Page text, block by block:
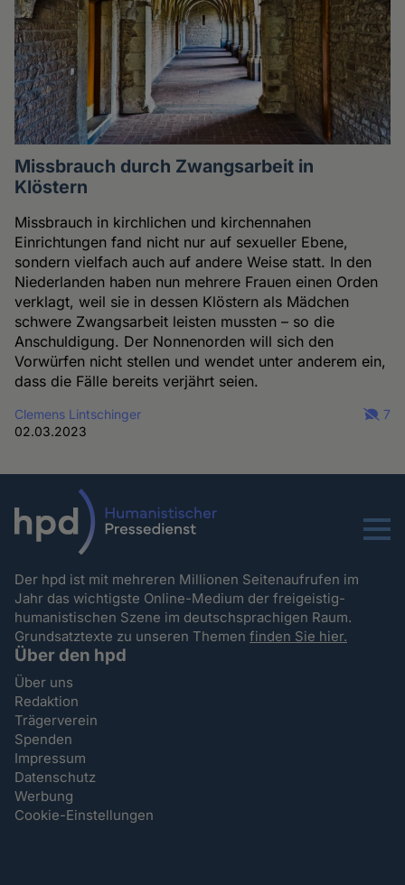
Missbrauch durch Zwangsarbeit in
Klöstern
Missbrauch in kirchlichen und kirchennahen
Einrichtungen fand nicht nur auf sexueller Ebene,
sondern vielfach auch auf andere Weise statt. In den
Niederlanden haben nun mehrere Frauen einen Orden
verklagt, weil sie in dessen Klöstern als Mädchen
schwere Zwangsarbeit leisten mussten – so die
Anschuldigung. Der Nonnenorden will sich den
Vorwürfen nicht stellen und wendet unter anderem ein,
dass die Fälle bereits verjährt seien.
Clemens Lintschinger
02.03.2023
7
Menu
Der hpd ist mit mehreren Millionen Seitenaufrufen im
Jahr das wichtigste Online-Medium der freigeistig-
humanistischen Szene im deutschsprachigen Raum.
Grundsatztexte zu unseren Themenfinden Sie hier.
Über den hpd
Über uns
Redaktion
Trägerverein
Spenden
Impressum
Datenschutz
Werbung
Cookie-Einstellungen